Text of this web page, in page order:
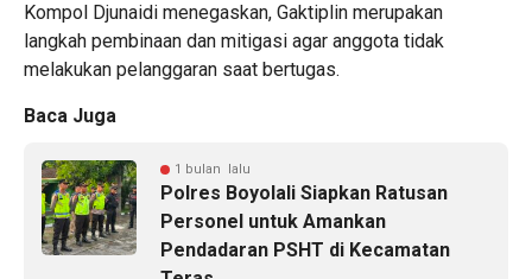
Kompol Djunaidi menegaskan, Gaktiplin merupakan
langkah pembinaan dan mitigasi agar anggota tidak
melakukan pelanggaran saat bertugas.
Baca Juga
1 bulan lalu
Polres Boyolali Siapkan Ratusan
Personel untuk Amankan
Pendadaran PSHT di Kecamatan